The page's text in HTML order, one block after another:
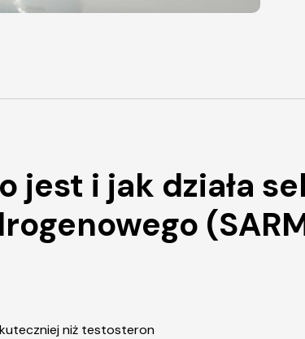
jest i jak działa
niż testosteron